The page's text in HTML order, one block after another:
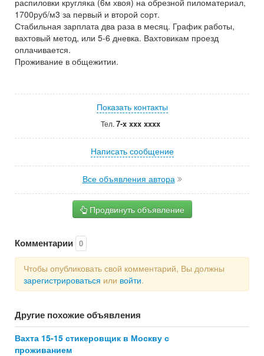
распиловки кругляка (6м хвоя) на обрезной пиломатериал,
1700руб/м3 за первый и второй сорт.
Стабильная зарплата два раза в месяц. График работы,
вахтовый метод, или 5-6 дневка. Вахтовикам проезд
оплачивается.
Проживание в общежитии.
Показать контакты
Тел. 7-x xxx xxxx
Написать сообщение
Все объявления автора
Продвинуть объявление
Комментарии 0
Чтобы опубликовать свой комментарий, Вы должны
зарегистрироваться или войти.
Другие похожие объявления
Вахта 15-15 стикеровщик в Москву с
проживанием